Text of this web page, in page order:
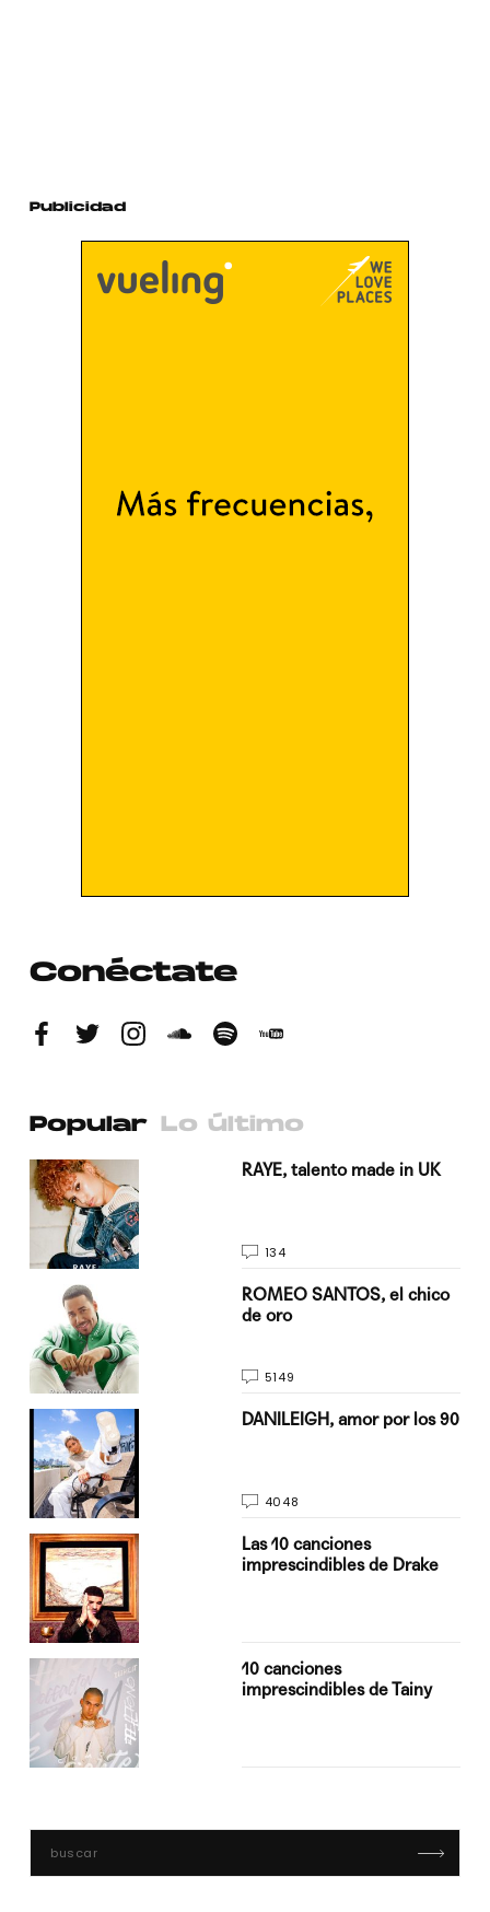
Publicidad
Conéctate
Popular Lo último
RAYE, talento made in UK
134
ROMEO SANTOS, el chico
de oro
5149
DANILEIGH, amor por los 90
4048
Las 10 canciones
imprescindibles de Drake
10 canciones
imprescindibles de Tainy